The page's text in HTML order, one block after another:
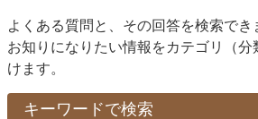
よくある質問と、その回答を検索でき
お知りになりたい情報をカテゴリ（
けます。
キーワードで検索